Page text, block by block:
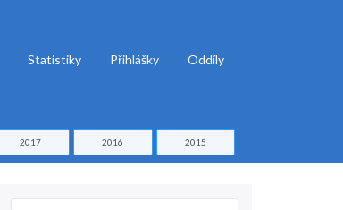
Statistiky Přihlášky Oddíly
2017 2016 2015